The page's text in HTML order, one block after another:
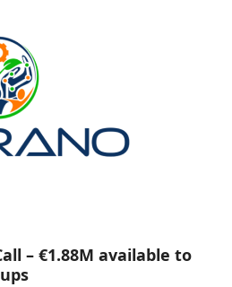
– €1.88M available to